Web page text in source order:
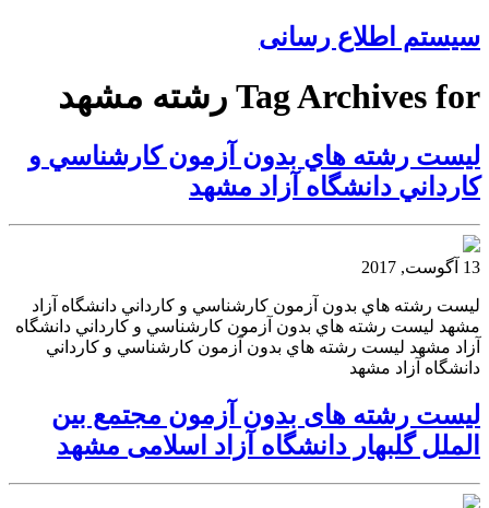
سیستم اطلاع رسانی
Tag Archives for رشته مشهد
ليست رشته هاي بدون آزمون كارشناسي و
كارداني دانشگاه آزاد مشهد
13 آگوست, 2017
ليست رشته هاي بدون آزمون كارشناسي و كارداني دانشگاه آزاد
مشهد ليست رشته هاي بدون آزمون كارشناسي و كارداني دانشگاه
آزاد مشهد ليست رشته هاي بدون آزمون كارشناسي و كارداني
دانشگاه آزاد مشهد
ليست رشته هاى بدون آزمون مجتمع بين
الملل گلبهار دانشگاه آزاد اسلامى مشهد